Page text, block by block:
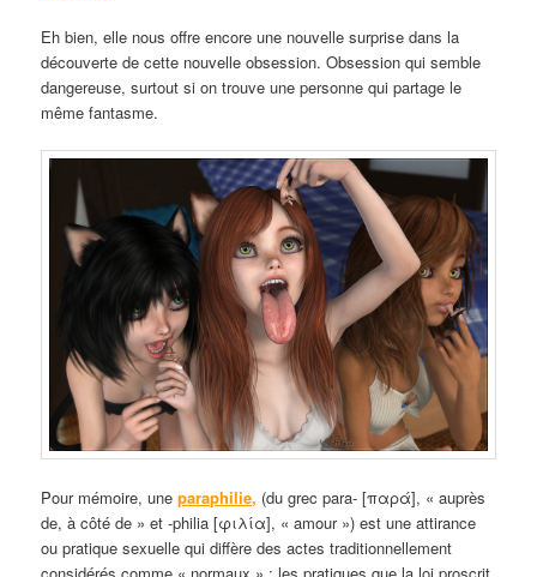
Eh bien, elle nous offre encore une nouvelle surprise dans la
découverte de cette nouvelle obsession. Obsession qui semble
dangereuse, surtout si on trouve une personne qui partage le
même fantasme.
Pour mémoire, uneparaphilie, (du grec para- [παρά], « auprès
de, à côté de » et -philia [φιλία], « amour ») est une attirance
ou pratique sexuelle qui diffère des actes traditionnellement
considérés comme « normaux » ; les pratiques que la loi proscrit